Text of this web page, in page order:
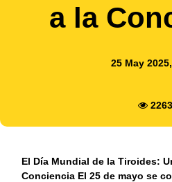
a la
25 May
2263
El Día Mundial de la Tiroides:
Conciencia El 25 de mayo se